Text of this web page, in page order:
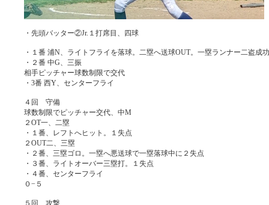
・先頭バッター②Jr.１打席目、四球
・１番 浦N、ライトフライを落球。二塁へ送球OUT。一塁ランナー二盗成功
・２番 中G、三振
相手ピッチャー球数制限で交代
・3番 西Y、センターフライ
４回 守備
球数制限でピッチャー交代、中M
２OT一、二塁
・１番、レフトへヒット。１失点
２OUT二、三塁
・２番、三塁ゴロ。一塁へ悪送球で一塁落球中に２失点
・３番、ライトオーバー三塁打。１失点
・４番、センターフライ
０−５
５回 攻撃